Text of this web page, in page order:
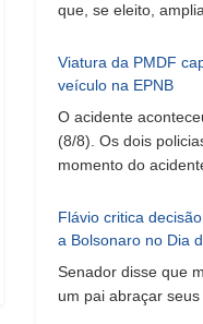
que, se eleito,
Viatura da PMDF
veículo na EPNB
O acidente
(8/8). Os dois
momento do
Flávio critica
a Bolsonaro no Dia
Senador disse que
um pai abraçar